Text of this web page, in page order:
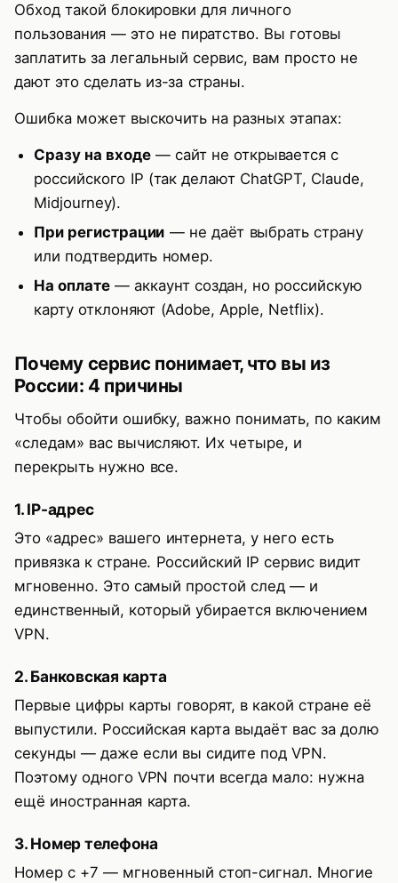
Обход такой блокировки для личного
пользования — это не пиратство. Вы готовы
заплатить за легальный сервис, вам просто не
дают это сделать из-за страны.
Ошибка может выскочить на разных этапах:
Сразу на входе— сайт не открывается с
российского IP (так делают ChatGPT, Claude,
Midjourney).
При регистрации — не даёт выбрать страну
или подтвердить номер.
На оплате— аккаунт создан, но российскую
карту отклоняют (Adobe, Apple, Netflix).
Почему сервис понимает, что вы из
России: 4 причины
Чтобы обойти ошибку, важно понимать, по каким
«следам» вас вычисляют. Их четыре, и
перекрыть нужно все.
1. IP-адрес
Это «адрес» вашего интернета, у него есть
привязка к стране. Российский IP сервис видит
мгновенно. Это самый простой след — и
единственный, который убирается включением
VPN.
2. Банковская карта
Первые цифры карты говорят, в какой стране её
выпустили. Российская карта выдаёт вас за долю
секунды — даже если вы сидите под VPN.
Поэтому одного VPN почти всегда мало: нужна
ещё иностранная карта.
3. Номер телефона
Номер с +7 — мгновенный стоп-сигнал. Многие